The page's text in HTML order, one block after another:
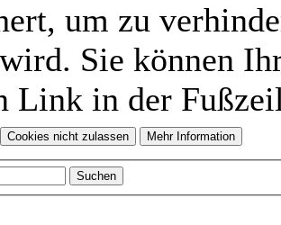
um zu
Sie können
Link in der